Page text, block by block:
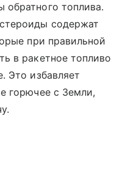
топлива.
содержат
при правильной
в ракетное топливо
Это избавляет
горючее с Земли,